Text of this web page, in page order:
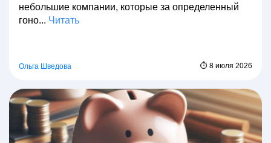
небольшие компании, которые за определенный
гоно... Читать
Ольга Шведова ⏱ 8 июля 2026